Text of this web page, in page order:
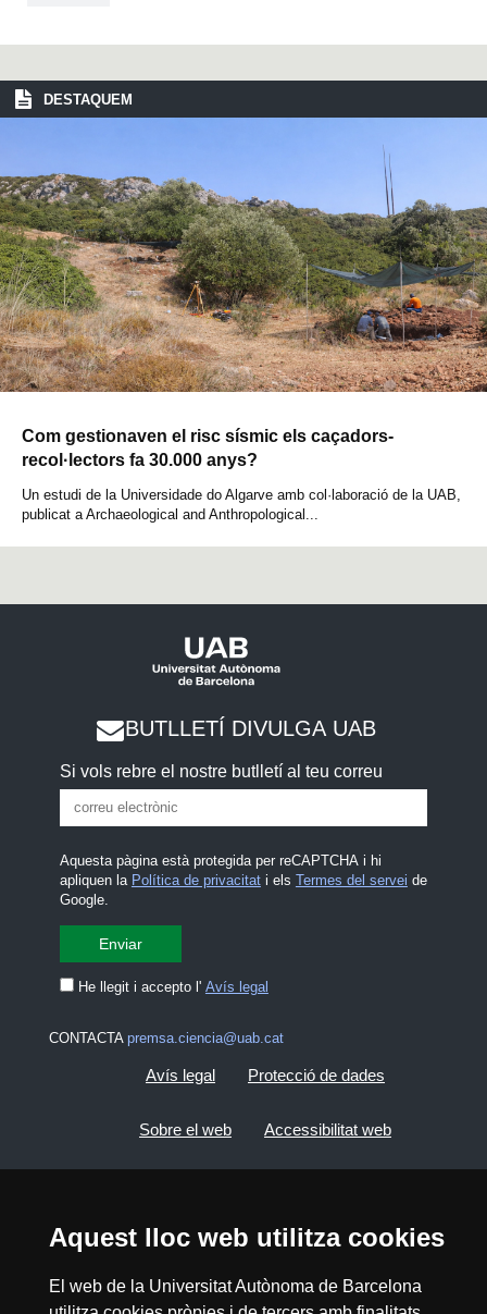
Aquest lloc web utilitza cookies
El web de la Universitat Autònoma de Barcelona
DESTAQUEM
Com gestionaven el risc sísmic els caçadors-
recol·lectors fa 30.000 anys?
Un estudi de la Universidade do Algarve amb col·laboració de la UAB,
publicat a Archaeological and Anthropological...
BUTLLETÍ DIVULGA UAB
Si vols rebre el nostre butlletí al teu correu
Aquesta pàgina està protegida per reCAPTCHA i hi
apliquen la Política de privacitati els Termes del servei de
Google.
He llegit i accepto l' Avís legal
CONTACTA premsa.ciencia@uab.cat
Avís legal Protecció de dades
Sobre el web Accessibilitat web
Reconeixement - No Comercial (CC BY NC) -
ISSN: 2014-6388